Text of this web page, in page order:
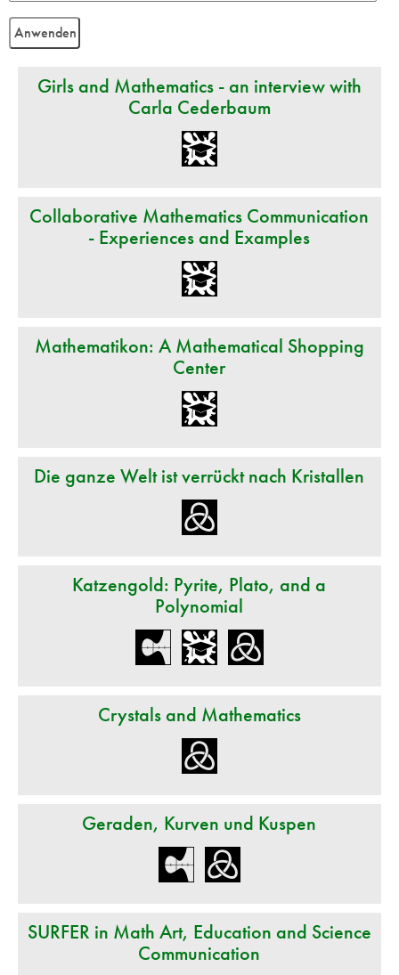
Girls and Mathematics - an interview with
Carla Cederbaum
Collaborative Mathematics Communication
- Experiences and Examples
Mathematikon: A Mathematical Shopping
Center
Die ganze Welt ist verrückt nach Kristallen
Katzengold: Pyrite, Plato, and a
Polynomial
Crystals and Mathematics
Geraden, Kurven und Kuspen
SURFER in Math Art, Education and Science
Communication